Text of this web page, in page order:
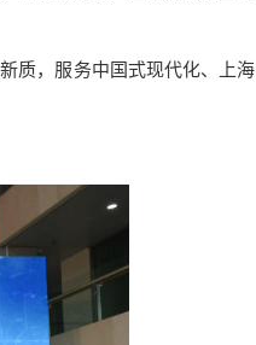
质，服务中国式现代化、上海